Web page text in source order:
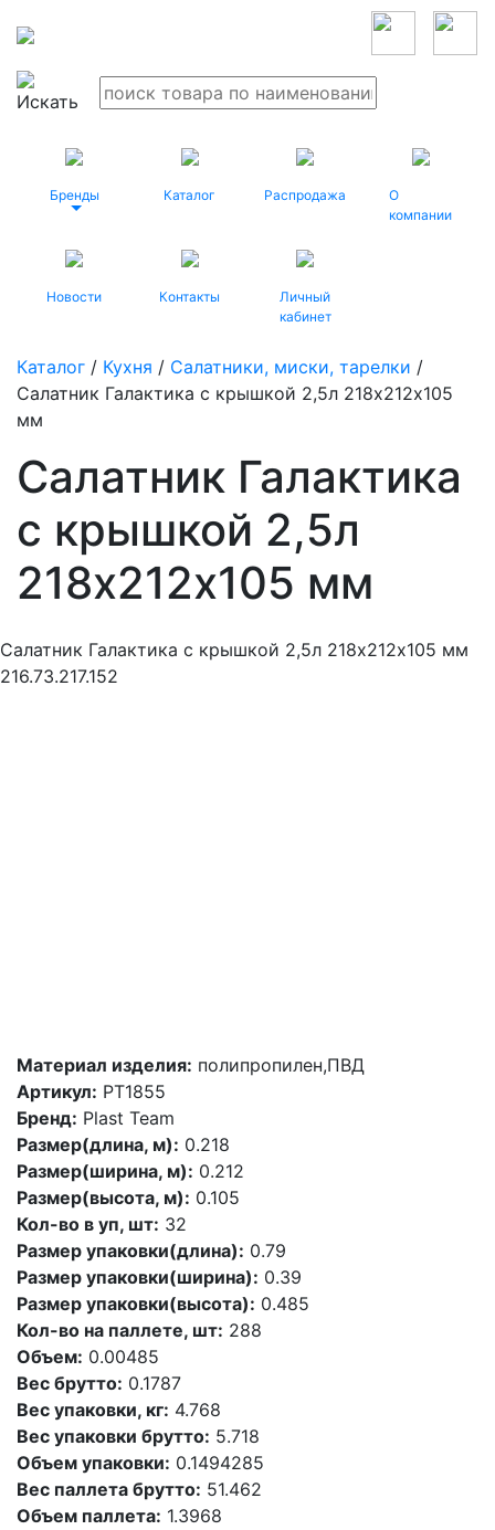
Бренды Каталог Распродажа
О
компании
Новости Контакты
Личный
кабинет
Каталог / Кухня / Салатники, миски, тарелки /
Салатник Галактика с крышкой 2,5л 218х212х105
мм
Салатник Галактика
с крышкой 2,5л
218х212х105 мм
Салатник Галактика с крышкой 2,5л 218х212х105 мм
216.73.217.152
Материал изделия: полипропилен,ПВД
Артикул: PT1855
Бренд: Plast Team
Размер(длина, м): 0.218
Размер(ширина, м): 0.212
Размер(высота, м): 0.105
Кол-во в уп, шт: 32
Размер упаковки(длина): 0.79
Размер упаковки(ширина): 0.39
Размер упаковки(высота): 0.485
Кол-во на паллете, шт: 288
Объем: 0.00485
Вес брутто: 0.1787
Вес упаковки, кг: 4.768
Вес упаковки брутто: 5.718
Объем упаковки: 0.1494285
Вес паллета брутто: 51.462
Объем паллета: 1.3968